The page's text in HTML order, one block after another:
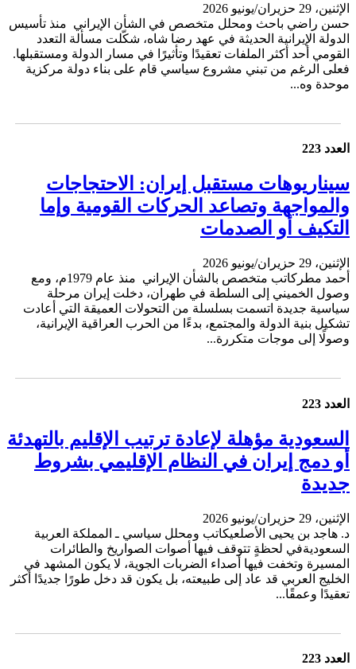
الإثنين، 29 حزيران/يونيو 2026
حسن راضي باحث ومحلل متخصص في الشأن الإيراني منذ تأسيس
الدولة الإيرانية الحديثة في عهد رضا شاه، شكّلت مسألة التعدد
القومي أحد أكثر الملفات تعقيدًا وتأثيرًا في مسار الدولة ومستقبلها.
فعلى الرغم من تبني مشروع سياسي قام على بناء دولة مركزية
موحدة وه...
العدد 223
سيناريوهات مستقبل إيران: الاحتجاجات
والمواجهة وتصاعد الحركات القومية وإما
التكيف أو الصدمات
الإثنين، 29 حزيران/يونيو 2026
أحمد مطركاتب متخصص بالشأن الإيراني منذ عام 1979م، ومع
وصول الخميني إلى السلطة في طهران، دخلت إيران مرحلة
سياسية جديدة اتسمت بسلسلة من التحولات العميقة التي أعادت
تشكيل بنية الدولة والمجتمع، بدءًا من الحرب العراقية الإيرانية،
وصولًا إلى موجات متكررة...
العدد 223
السعودية مؤهلة لإعادة ترتيب الإقليم بالتهدئة
أو دمج إيران في النظام الإقليمي بشروط
جديدة
الإثنين، 29 حزيران/يونيو 2026
د. هاجد بن يحيى الأصلعيكاتب ومحلل سياسي ـ المملكة العربية
السعوديةفي لحظةٍ تتوقف فيها أصوات الصواريخ والطائرات
المسيرة وتخفت فيها أصداء الضربات الجوية، لا يكون المشهد في
الخليج العربي قد عاد إلى طبيعته، بل يكون قد دخل طورًا جديدًا أكثر
تعقيدًا وعمقًا...
العدد 223